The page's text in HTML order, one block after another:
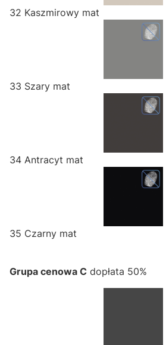
32 Kaszmirowy mat
33 Szary mat
34 Antracyt mat
35 Czarny mat
Grupa cenowa C dopłata 50%